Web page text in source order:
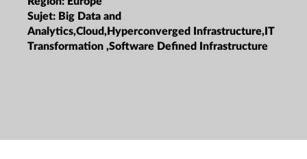
Sujet: Big Data and
Analytics,Cloud,Hyperconverged Infrastructure,IT
Transformation ,Software Defined Infrastructure